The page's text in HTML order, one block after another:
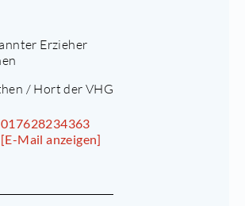
Erzieher
/ Hort der VHG
017628234363
[E-Mail anzeigen]